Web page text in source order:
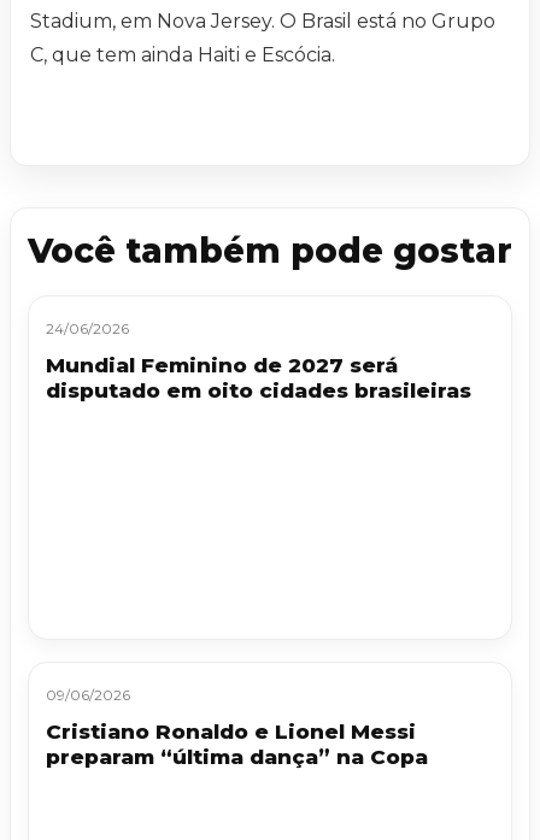
Stadium, em Nova Jersey. O Brasil está no Grupo
C, que tem ainda Haiti e Escócia.
Você também pode gostar
24/06/2026
Mundial Feminino de 2027 será
disputado em oito cidades brasileiras
09/06/2026
Cristiano Ronaldo e Lionel Messi
preparam “última dança” na Copa